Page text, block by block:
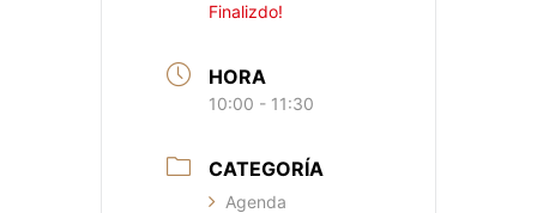
Finalizdo!
HORA
10:00 - 11:30
CATEGORÍA
Agenda